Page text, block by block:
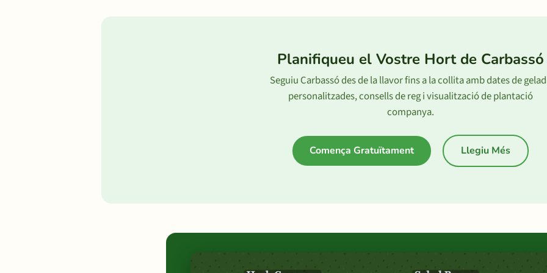
Planifiqueu el Vostre Hort de Carbassó
Seguiu Carbassó des de la llavor fins a la collita amb dates de
personalitzades, consells de reg i visualització de plantació
companya.
Comença Gratuïtament Llegiu Més